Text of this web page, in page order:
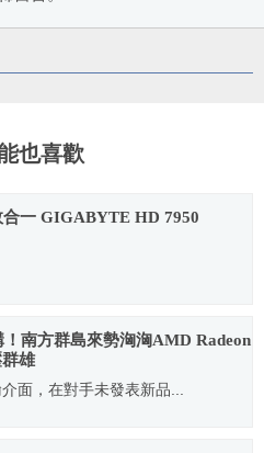
也喜歡
一 GIGABYTE HD 7950
南方群島來勢洶洶AMD Radeon
雄
面，在對手未發表新品...